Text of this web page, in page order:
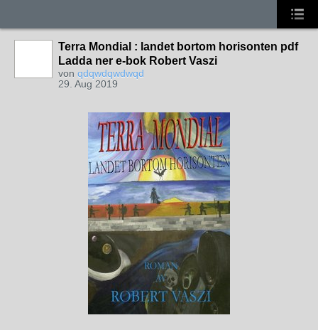
Terra Mondial : landet bortom horisonten pdf
Ladda ner e-bok Robert Vaszi
von qdqwdqwdwqd
29. Aug 2019